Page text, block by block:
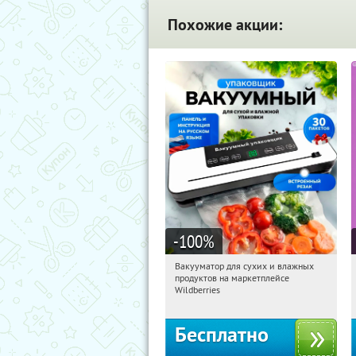
Похожие акции:
-100%
08:35:39 Получили:191
Россия
Вакууматор для сухих и влажных
продуктов на маркетплейсе
Wildberries
Бесплатно